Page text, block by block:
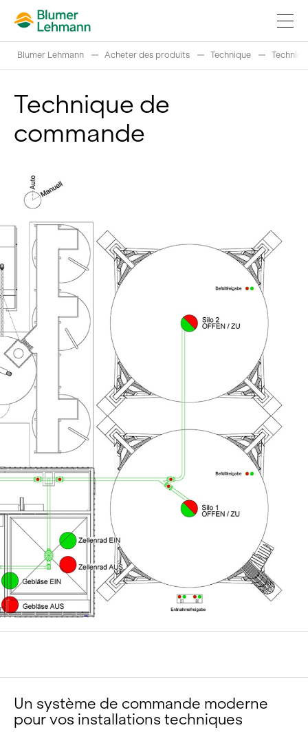
Réaliser projets de construction
Acheter des produits
References
Fascination du bois
Grumes suisses
Portrait
Carrière
Actualités et médias
Contact
Français
Blumer Lehmann Acheter des produits Technique
Technique de
commande
Un système de commande moderne
pour vos installations techniques